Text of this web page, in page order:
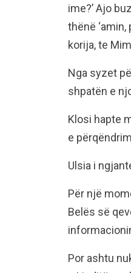
ime?’ Ajo
thënë
korija, te
Nga syzet
shpatën e
Klosi hapte
e
Ulsia i
Për një
Belës së
Por ashtu